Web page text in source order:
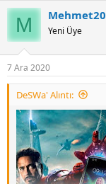
M Mehmet20
Yeni Üye
7 Ara 2020
DeSWa' Alıntı: